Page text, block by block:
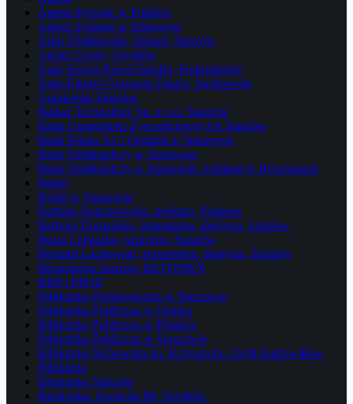
Apteki dyżurne w Połańcu
Apteki dyżurne w Staszowie
Artur Fijałkowski, chirurg, Staszów
Atelier Urody, Szydłów
Auto Serwis Paweł Serafin, Podmaleniec
Auto-Elektro Grzegorz Figacz, Suchowola
Autokomis Staszów
Balkar Technology Sp. z o.o. Staszów
Bank Gospodarki Żywnościowej SA Staszów
Bank Pekao SA I Oddział w Staszowie
Bank Spółdzielczy w Staszowie
Bank Spółdzielczy w Staszowie. Oddział w Rytwianach
Banki
Banki w Staszowie
Barbara Augustowska, pediatra, Połaniec
Barbara Domańska, stomatolog, dentysta, Staszów
Beata Lubaszka, neurolog, Staszów
Bernard Lachowski, stomatolog, dentysta, Staszów
Betoniarnia Staszów BETOMEX
BHP i PPOŻ
Biblioteka Pedagogiczna w Staszowie
Biblioteka Publiczna w Osieku
Biblioteka Publiczna w Połańcu
Biblioteka Publiczna w Staszowie
Biblioteka Sichowska im. Krzysztofa i Zofii Radziwiłłów
Biblioteki
Biedronka Staszów
Biedronka, Kielecka 88, Szydłów